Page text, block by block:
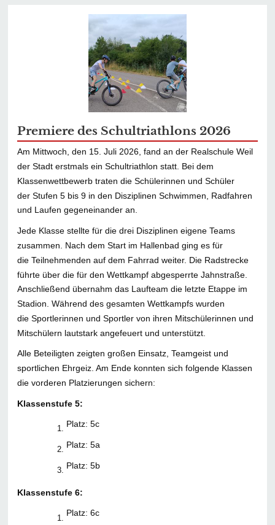
Premiere des Schultriathlons 2026
Am Mittwoch, den 15. Juli 2026, fand an der Realschule Weil
der Stadt erstmals ein Schultriathlon statt. Bei dem
Klassenwettbewerb traten die Schülerinnen und Schüler
der Stufen 5 bis 9 in den Disziplinen Schwimmen, Radfahren
und Laufen gegeneinander an.
Jede Klasse stellte für die drei Disziplinen eigene Teams
zusammen. Nach dem Start im Hallenbad ging es für
die Teilnehmenden auf dem Fahrrad weiter. Die Radstrecke
führte über die für den Wettkampf abgesperrte Jahnstraße.
Anschließend übernahm das Laufteam die letzte Etappe im
Stadion. Während des gesamten Wettkampfs wurden
die Sportlerinnen und Sportler von ihren Mitschülerinnen und
Mitschülern lautstark angefeuert und unterstützt.
Alle Beteiligten zeigten großen Einsatz, Teamgeist und
sportlichen Ehrgeiz. Am Ende konnten sich folgende Klassen
die vorderen Platzierungen sichern:
Klassenstufe 5:
Platz: 5c
Platz: 5a
Platz: 5b
Klassenstufe 6:
Platz: 6c